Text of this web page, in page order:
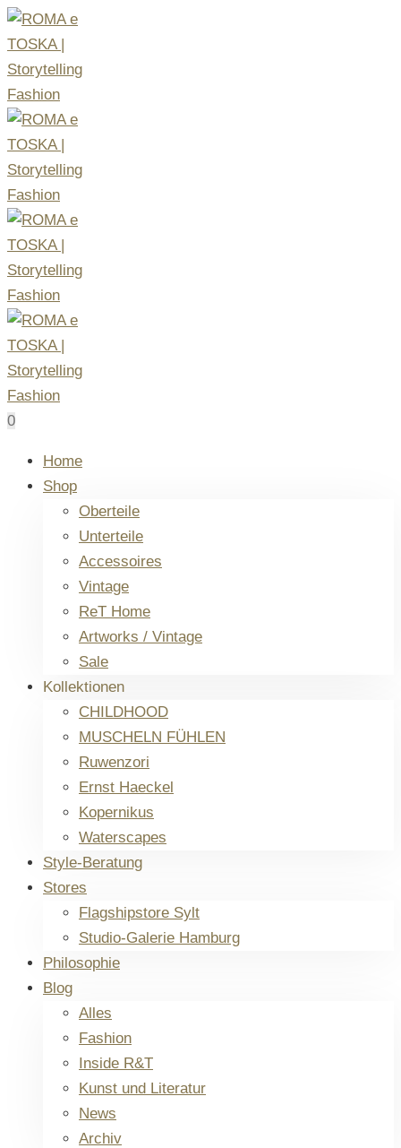
0
Home
Shop
Oberteile
Unterteile
Accessoires
Vintage
ReT Home
Artworks / Vintage
Sale
Kollektionen
CHILDHOOD
MUSCHELN FÜHLEN
Ruwenzori
Ernst Haeckel
Kopernikus
Waterscapes
Style-Beratung
Stores
Flagshipstore Sylt
Studio-Galerie Hamburg
Philosophie
Blog
Alles
Fashion
Inside R&T
Kunst und Literatur
News
Archiv